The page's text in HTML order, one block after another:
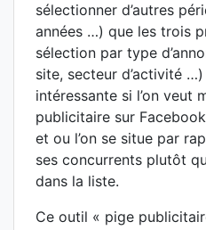
sélectionner d’autres
années …) que les trois
sélection par type
site, secteur d’activité
intéressante si l’on veut
publicitaire sur
et ou l’on se situe par
ses concurrents plutôt
dans la liste.
Ce outil « pige